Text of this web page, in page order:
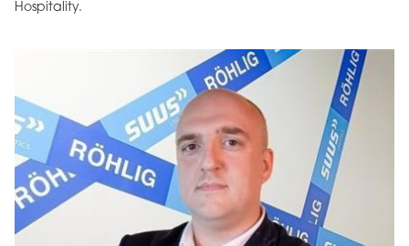
Hospitality.